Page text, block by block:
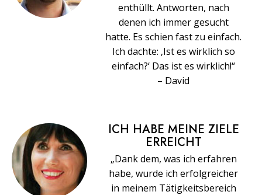
enthüllt. Antworten, nach
denen ich immer gesucht
hatte. Es schien fast zu einfach.
Ich dachte: ‚Ist es wirklich so
einfach?‘ Das ist es wirklich!“
– David
ICH HABE MEINE ZIELE
ERREICHT
„Dank dem, was ich erfahren
habe, wurde ich erfolgreicher
in meinem Tätigkeitsbereich